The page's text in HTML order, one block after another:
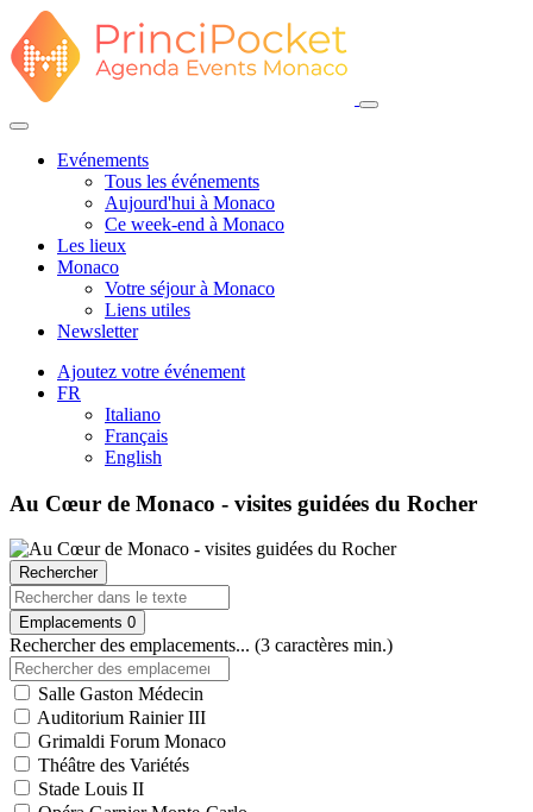
Evénements
Tous les événements
Aujourd'hui à Monaco
Ce week-end à Monaco
Les lieux
Monaco
Votre séjour à Monaco
Liens utiles
Newsletter
Ajoutez votre événement
FR
Italiano
Français
English
Au Cœur de Monaco - visites guidées du Rocher
Rechercher
Emplacements 0
Rechercher des emplacements... (3 caractères min.)
Salle Gaston Médecin
Auditorium Rainier III
Grimaldi Forum Monaco
Théâtre des Variétés
Stade Louis II